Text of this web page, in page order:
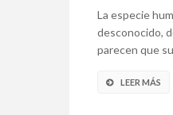
La especie
desconocido,
parecen que
LEER MÁS